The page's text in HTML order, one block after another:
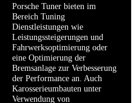
Porsche Tuner bieten im
Bereich Tuning
Dienstleistungen wie
Leistungssteigerungen und
Fahrwerksoptimierung oder
eine Optimierung der
Bremsanlage zur Verbesserung
der Performance an. Auch
Karosserieumbauten unter
Verwendung von